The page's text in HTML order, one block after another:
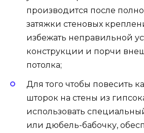
производится после
затяжки стеновых
избежать неправильной
конструкции и порчи
потолка;
Для того чтобы повесить
шторок на стены из
использовать
или дюбель-бабочку,